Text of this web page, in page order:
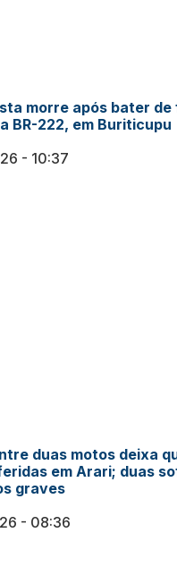
morre após bater
BR-222, em Buriticupu
10:37
duas motos deixa
em Arari; duas
graves
08:36